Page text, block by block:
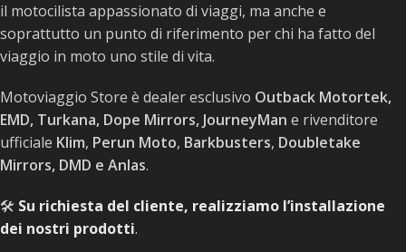
il motocilista appassionato di viaggi, ma anche e
soprattutto un punto di riferimento per chi ha fatto del
viaggio in moto uno stile di vita.
Motoviaggio Store è dealer esclusivo Outback Motortek,
EMD, Turkana, Dope Mirrors, JourneyMan e rivenditore
ufficiale Klim, Perun Moto, Barkbusters, Doubletake
Mirrors, DMD e Anlas.
🛠️ Su richiesta del cliente, realizziamo l’installazione
dei nostri prodotti.